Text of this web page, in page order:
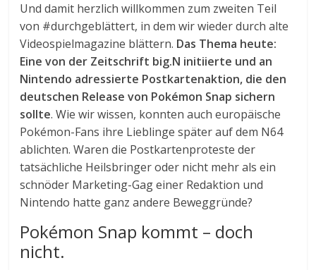
Und damit herzlich willkommen zum zweiten Teil
von #durchgeblättert, in dem wir wieder durch alte
Videospielmagazine blättern. Das Thema heute:
Eine von der Zeitschrift big.N initiierte und an
Nintendo adressierte Postkartenaktion, die den
deutschen Release von Pokémon Snap sichern
sollte. Wie wir wissen, konnten auch europäische
Pokémon-Fans ihre Lieblinge später auf dem N64
ablichten. Waren die Postkartenproteste der
tatsächliche Heilsbringer oder nicht mehr als ein
schnöder Marketing-Gag einer Redaktion und
Nintendo hatte ganz andere Beweggründe?
Pokémon Snap kommt – doch
nicht.